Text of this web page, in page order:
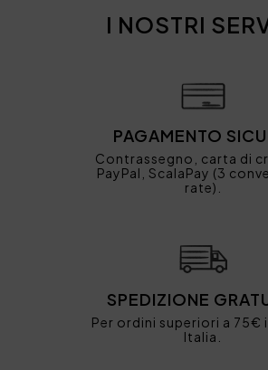
I NOSTRI
PAGAMENTO
Contrassegno, carta di
PayPal, ScalaPay (3
rate).
SPEDIZIONE
Per ordini superiori a 75€
Italia.